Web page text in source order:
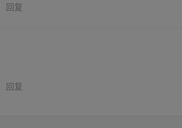
回复
回复